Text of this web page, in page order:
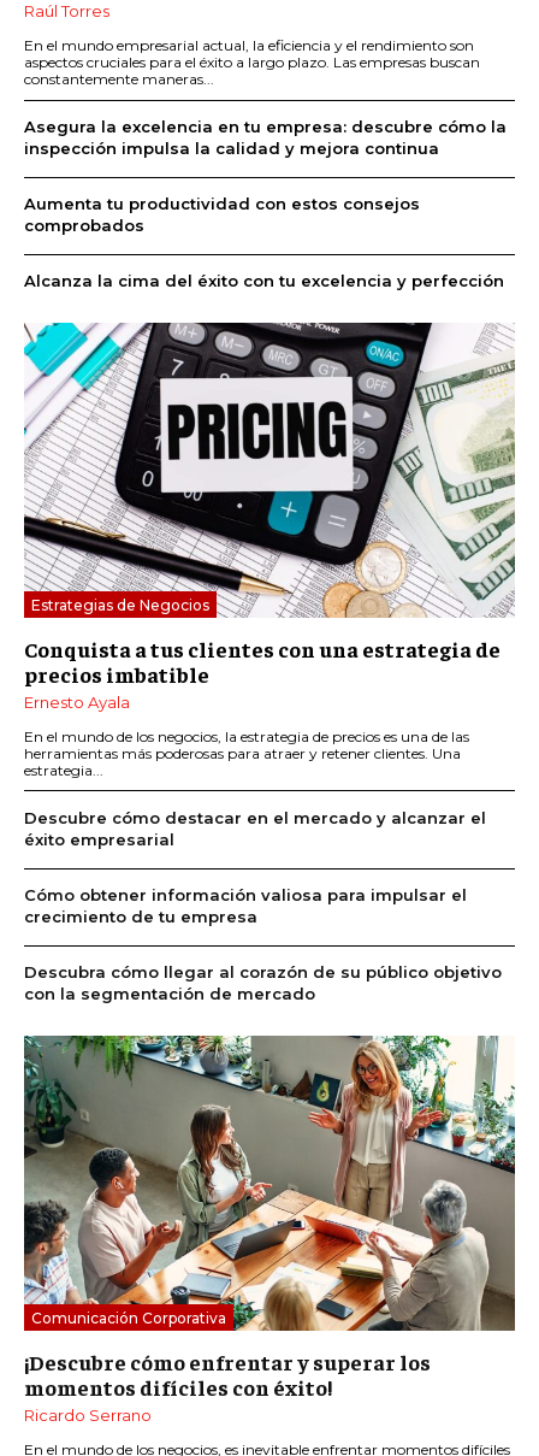
Raúl Torres
En el mundo empresarial actual, la eficiencia y el rendimiento son
aspectos cruciales para el éxito a largo plazo. Las empresas buscan
constantemente maneras...
Asegura la excelencia en tu empresa: descubre cómo la
inspección impulsa la calidad y mejora continua
Aumenta tu productividad con estos consejos
comprobados
Alcanza la cima del éxito con tu excelencia y perfección
Estrategias de Negocios
Conquista a tus clientes con una estrategia de
precios imbatible
Ernesto Ayala
En el mundo de los negocios, la estrategia de precios es una de las
herramientas más poderosas para atraer y retener clientes. Una
estrategia...
Descubre cómo destacar en el mercado y alcanzar el
éxito empresarial
Cómo obtener información valiosa para impulsar el
crecimiento de tu empresa
Descubra cómo llegar al corazón de su público objetivo
con la segmentación de mercado
Comunicación Corporativa
¡Descubre cómo enfrentar y superar los
momentos difíciles con éxito!
Ricardo Serrano
En el mundo de los negocios, es inevitable enfrentar momentos difíciles